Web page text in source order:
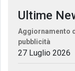
Ultime
Aggiornamento
pubblicità
27 Luglio 2026